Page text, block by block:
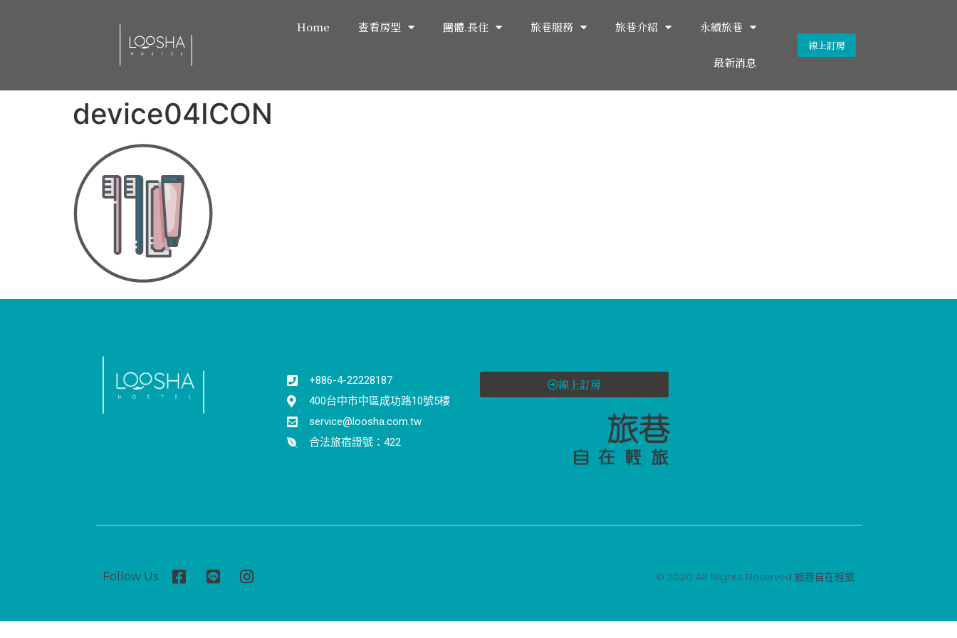
Home 查看房型 團體.長住 旅巷服務 旅巷介紹 永續旅巷
最新消息
線上訂房
device04ICON
+886-4-22228187
400台中市中區成功路10號5樓
service@loosha.com.tw
合法旅宿證號：422
線上訂房
Follow Us © 2020 All Rights Reserved 旅巷自在輕旅